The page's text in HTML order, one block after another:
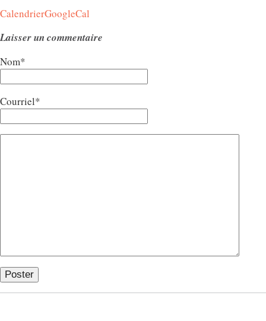
CalendrierGoogleCal
Laisser un commentaire
Nom*
Courriel*